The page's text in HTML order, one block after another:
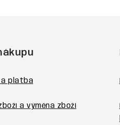
a platba
a výměna zboží